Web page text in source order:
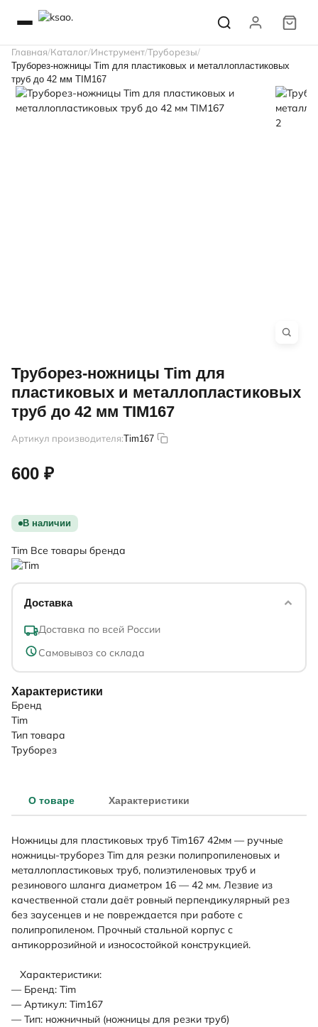
Главная Каталог Инструмент Труборезы
Труборез-ножницы Tim для пластиковых и металлопластиковых
труб до 42 мм TIM167
Труборез-ножницы Tim для
пластиковых и металлопластиковых
труб до 42 мм TIM167
Артикул производителя:Tim167
600 ₽
В наличии
Tim Все товары бренда
Доставка
Доставка по всей России
Самовывоз со склада
Характеристики
Бренд
Tim
Тип товара
Труборез
О товаре Характеристики
Ножницы для пластиковых труб Tim167 42мм — ручные
ножницы-труборез Tim для резки полипропиленовых и
металлопластиковых труб, полиэтиленовых труб и
резинового шланга диаметром 16 — 42 мм. Лезвие из
качественной стали даёт ровный перпендикулярный рез
без заусенцев и не повреждается при работе с
полипропиленом. Прочный стальной корпус с
антикоррозийной и износостойкой конструкцией.
Характеристики:
— Бренд: Tim
— Артикул: Tim167
— Тип: ножничный (ножницы для резки труб)